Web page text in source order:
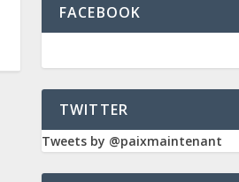
FACEBOOK
TWITTER
Tweets by @paixmaintenant